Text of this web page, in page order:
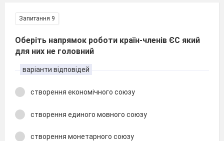
Запитання 9
Оберіть напрямок роботи країн-членів ЄС який
для них не головний
варіанти відповідей
створення економічного союзу
створення единого мовного союзу
створення монетарного союзу